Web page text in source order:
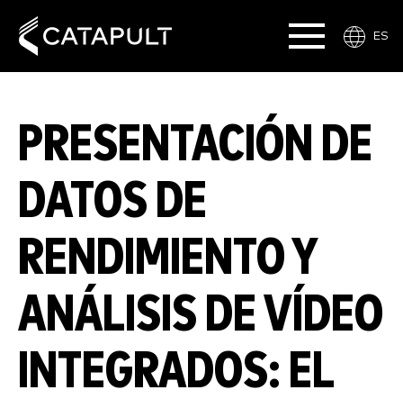
ES
PRESENTACIÓN DE
DATOS DE
RENDIMIENTO Y
ANÁLISIS DE VÍDEO
INTEGRADOS: EL